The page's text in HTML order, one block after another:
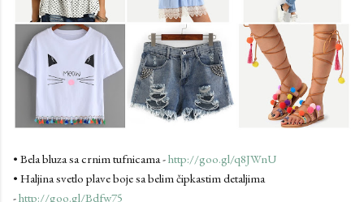
• Bela bluza sa crnim tufnicama -http://goo.gl/q8JWnU
• Haljina svetlo plave boje sa belim čipkastim detaljima
-http://goo.gl/Bdfw75